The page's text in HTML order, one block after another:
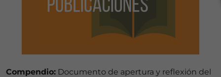
Compendio: Documento de apertura y reflexión del